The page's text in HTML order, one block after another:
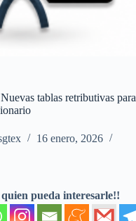
tablas retributivas para
16 enero, 2026
pueda interesarle!!